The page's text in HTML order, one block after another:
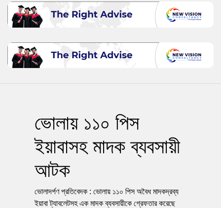
ভোলায় ১১০ পিস
ইয়াবাসহ মাদক ব্যবসায়ী
আটক
ভোলাদর্পণ প্রতিবেদক : ভোলায় ১১০ পিস অবৈধ মাদকদ্রব্য
ইয়াবা ট্যাবলেটসহ এক মাদক ব্যবসায়ীকে গ্রেফতার করেছে